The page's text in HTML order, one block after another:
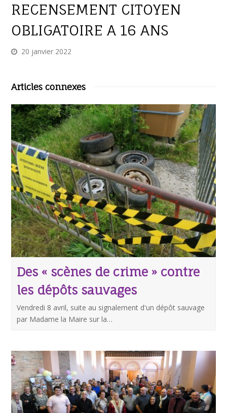
RECENSEMENT CITOYEN
OBLIGATOIRE A 16 ANS
20 janvier 2022
Articles connexes
Des « scènes de crime » contre
les dépôts sauvages
Vendredi 8 avril, suite au signalement d'un dépôt sauvage
par Madame la Maire sur la…